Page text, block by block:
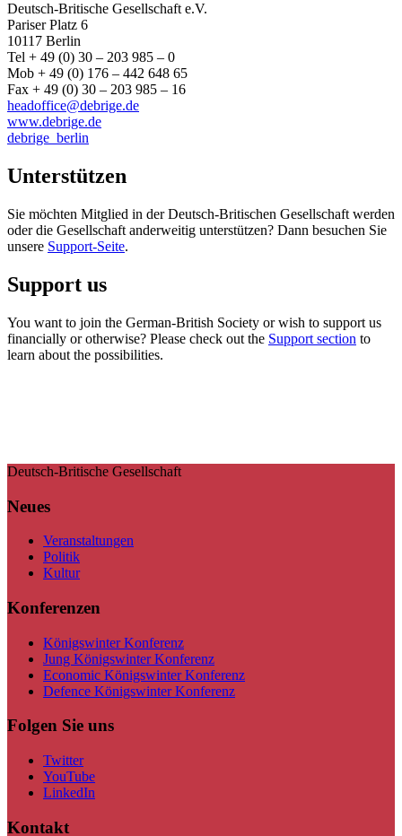
Deutsch-Britische Gesellschaft e.V.
Pariser Platz 6
10117 Berlin
Tel + 49 (0) 30 – 203 985 – 0
Mob + 49 (0) 176 – 442 648 65
Fax + 49 (0) 30 – 203 985 – 16
headoffice@debrige.de
www.debrige.de
debrige_berlin
Unterstützen
Sie möchten Mitglied in der Deutsch-Britischen Gesellschaft werden
oder die Gesellschaft anderweitig unterstützen? Dann besuchen Sie
unsere Support-Seite.
Support us
You want to join the German-British Society or wish to support us
financially or otherwise? Please check out the Support section to
learn about the possibilities.
Deutsch-Britische Gesellschaft
Neues
Veranstaltungen
Politik
Kultur
Konferenzen
Königswinter Konferenz
Jung Königswinter Konferenz
Economic Königswinter Konferenz
Defence Königswinter Konferenz
Folgen Sie uns
Twitter
YouTube
LinkedIn
Kontakt